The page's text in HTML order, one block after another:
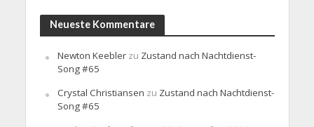
Neueste Kommentare
Newton Keeblerzu Zustand nach Nachtdienst-
Song #65
Crystal Christiansen zu Zustand nach Nachtdienst-
Song #65